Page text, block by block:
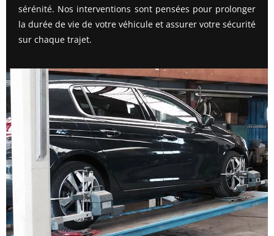
sérénité. Nos interventions sont pensées pour prolonger
la durée de vie de votre véhicule et assurer votre sécurité
sur chaque trajet.